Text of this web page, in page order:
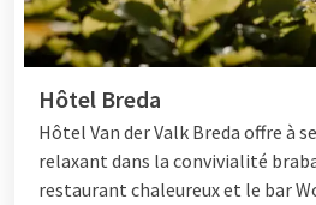
Hôtel Breda
Hôtel Van der Valk Breda offre à
relaxant dans la convivialité
restaurant chaleureux et le bar